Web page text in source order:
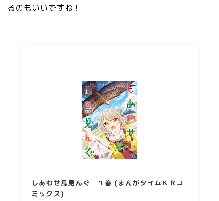
るのもいいですね！
しあわせ鳥見んぐ １巻 (まんがタイムＫＲコ
ミックス)